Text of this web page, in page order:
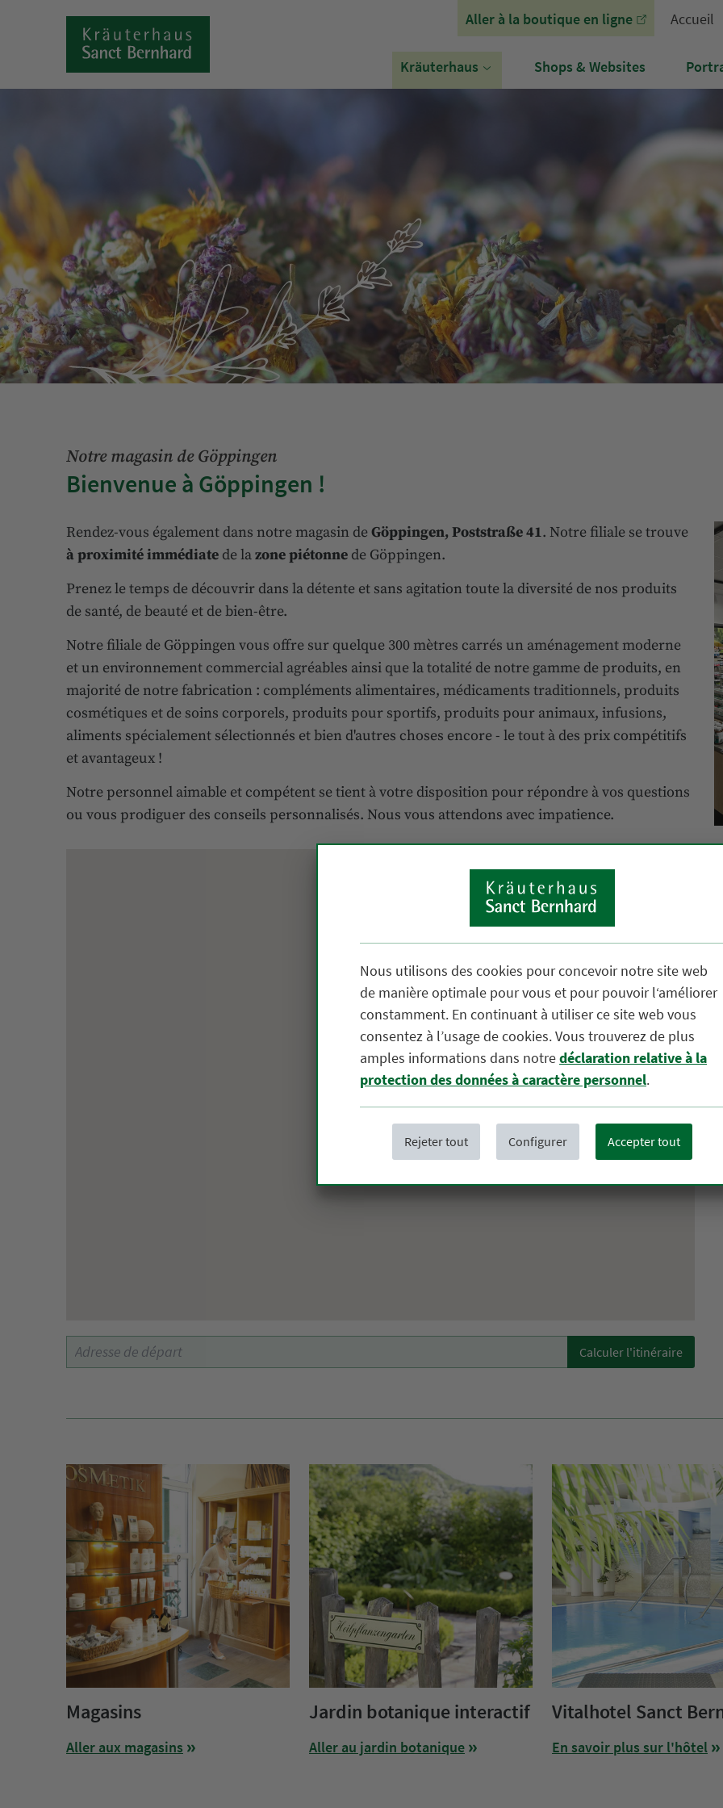
Nous utilisons des cookies pour concevoir notre site web
de manière optimale pour vous et pour pouvoir l‘améliorer
constamment. En continuant à utiliser ce site web vous
consentez à l’usage de cookies. Vous trouverez de plus
amples informations dans notredéclaration relative à la
protection des données à caractère personnel.
Accepter tout
Configurer
Rejeter tout
Kräuterhaus Shops & Websites
Accueil
Aller à la boutique en ligne
Notre magasin de Göppingen
Bienvenue à Göppingen !
Rendez-vous également dans notre magasin deGöppingen, Poststraße 41. Notre filiale se trouve
à proximité immédiate de lazone piétonne de Göppingen.
Prenez le temps de découvrir dans la détente et sans agitation toute la diversité de nos produits
de santé, de beauté et de bien-être.
Notre filiale de Göppingen vous offre sur quelque 300 mètres carrés un aménagement moderne
et un environnement commercial agréables ainsi que la totalité de notre gamme de produits, en
majorité de notre fabrication : compléments alimentaires, médicaments traditionnels, produits
cosmétiques et de soins corporels, produits pour sportifs, produits pour animaux, infusions,
aliments spécialement sélectionnés et bien d'autres choses encore - le tout à des prix compétitifs
et avantageux !
Notre personnel aimable et compétent se tient à votre disposition pour répondre à vos questions
ou vous prodiguer des conseils personnalisés. Nous vous attendons avec impatience.
Calculer l'itinéraire
Magasins
Aller aux magasins
Jardin botanique interactif
Aller au jardin botanique
Vitalhotel Sanct
En savoir plus sur l'hôtel